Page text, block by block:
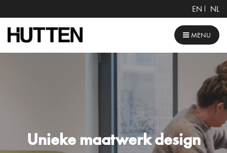
EN NL
MENU
Unieke maatwerk design